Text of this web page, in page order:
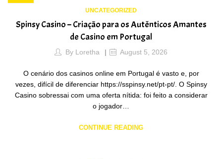
UNCATEGORIZED
Spinsy Casino – Criação para os Autênticos Amantes
de Casino em Portugal
By Loretha August 5, 2026
O cenário dos casinos online em Portugal é vasto e, por
vezes, difícil de diferenciar https://sspinsy.net/pt-pt/. O Spinsy
Casino sobressai com uma oferta nítida: foi feito a considerar
o jogador…
CONTINUE READING